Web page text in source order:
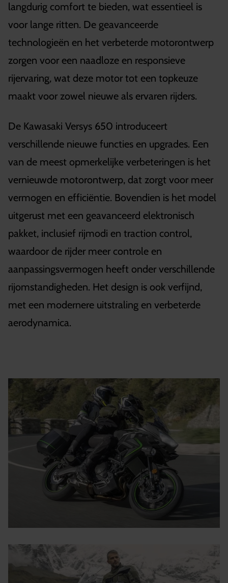
langdurig comfort te bieden, wat essentieel is
voor lange ritten. De geavanceerde
technologieën en het verbeterde motorontwerp
zorgen voor een naadloze en responsieve
rijervaring, wat deze motor tot een topkeuze
maakt voor zowel nieuwe als ervaren rijders.
De Kawasaki Versys 650 introduceert
verschillende nieuwe functies en upgrades. Een
van de meest opmerkelijke verbeteringen is het
vernieuwde motorontwerp, dat zorgt voor meer
vermogen en efficiëntie. Bovendien is het model
uitgerust met een geavanceerd elektronisch
pakket, inclusief rijmodi en traction control,
waardoor de rijder meer controle en
aanpassingsvermogen heeft onder verschillende
rijomstandigheden. Het design is ook verfijnd,
met een modernere uitstraling en verbeterde
aerodynamica.